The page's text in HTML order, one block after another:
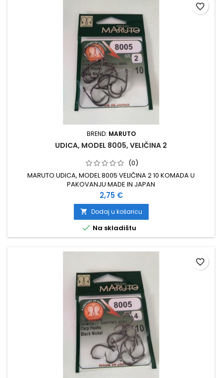
BREND: MARUTO
UDICA, MODEL 8005, VELIČINA 2
(0)
MARUTO UDICA, MODEL 8005 VELIČINA 2 10 KOMADA U
PAKOVANJU MADE IN JAPAN
Cijena
2,75 €
 Dodaj u košaricu
 Na skladištu
favorite_border
favorite_border